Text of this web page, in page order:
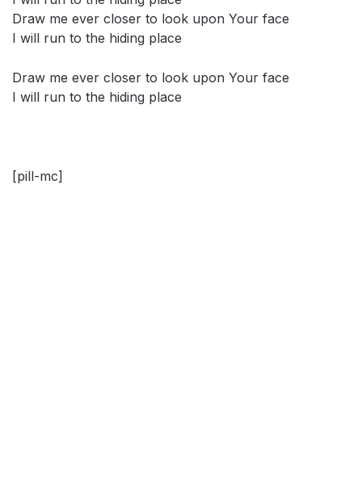
Draw me ever closer to look upon Your face
I will run to the hiding place
Draw me ever closer to look upon Your face
I will run to the hiding place
[pill-mc]